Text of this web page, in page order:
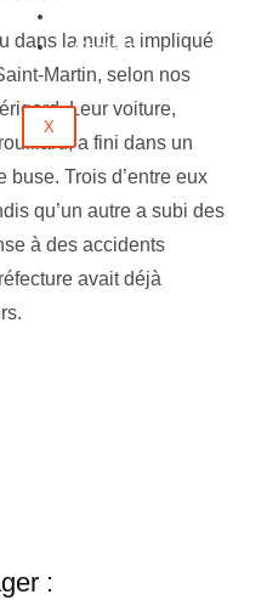
Contact
X
dans la nuit, a impliqué
Martin, selon nos
Leur voiture,
a fini dans un
buse. Trois d’entre eux
qu’un autre a subi des
à des accidents
avait déjà
: